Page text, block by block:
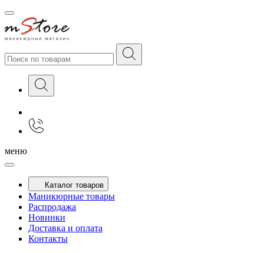
меню
Каталог товаров
Маникюрные товары
Распродажа
Новинки
Доставка и оплата
Контакты